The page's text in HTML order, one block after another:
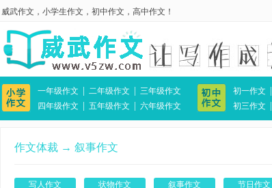
威武作文 ， 小学生作文 ， 初中作文 ， 高中作文 ！
一年级作文 二年级作文
三年级作文
四年级作文
五年级作文 六年级作文
初一作文
初三作文
作文体裁 → 叙事作文
写人作文 状物作文 叙事作文 节日作文